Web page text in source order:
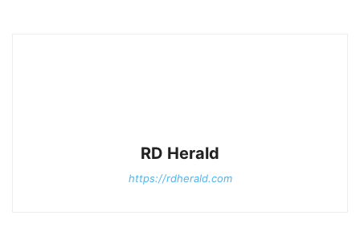
RD Herald
https://rdherald.com